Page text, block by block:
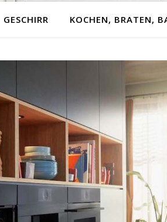
GESCHIRR KOCHEN, BRATEN,